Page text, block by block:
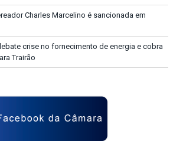
Charles Marcelino é sancionada em
crise no fornecimento de energia e cobra
Trairão